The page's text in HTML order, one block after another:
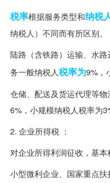
税率根据服务类型和纳税
纳税人）不同而有所区别。
陆路（含铁路）运输、水
务一般纳税人税率为9%，
仓储、配送及货运代理等
6%，小规模纳税人税率为
2. 企业所得税 ：
对企业所得利润征收，基本
小型微利企业、国家重点